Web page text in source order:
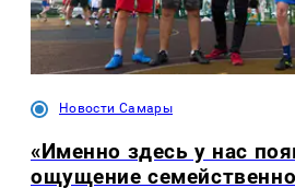
Новости Самары
«Именно здесь у нас
ощущение